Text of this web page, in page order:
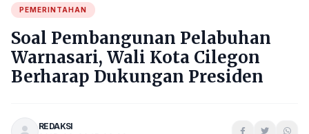
PEMERINTAHAN
Soal Pembangunan Pelabuhan
Warnasari, Wali Kota Cilegon
Berharap Dukungan Presiden
REDAKSI